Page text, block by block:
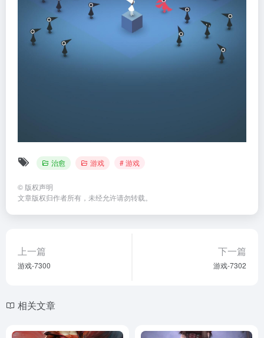
治愈 游戏 # 游戏
© 版权声明
文章版权归作者所有，未经允许请勿转载。
上一篇
游戏-7300
下一篇
游戏-7302
相关文章